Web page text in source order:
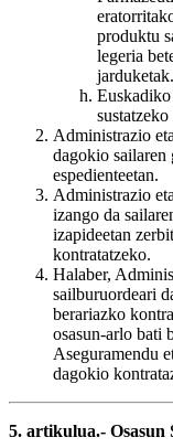
produktu
legeria
jarduketak.
Euskadiko
Administrazio
dagokio sailaren
espedienteetan.
Administrazio
izango da
izapideetan
kontratatzeko.
Halaber,
sailburuordeari
berariazko
osasun-arlo bati
Aseguramendu
dagokio
5. artikulua.- Osasun